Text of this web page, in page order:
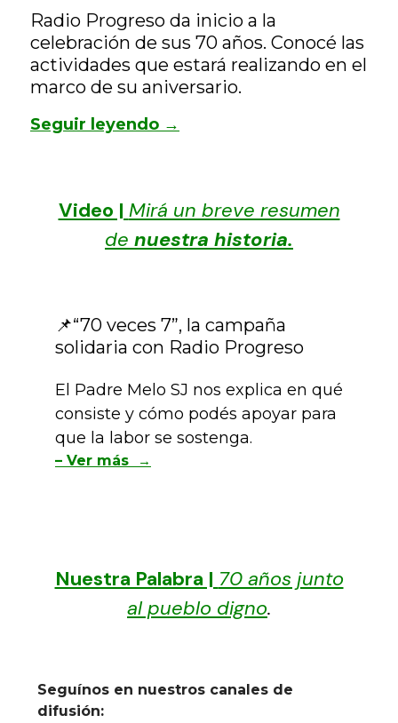
Radio Progreso da inicio a la
celebración de sus 70 años. Conocé las
actividades que estará realizando en el
marco de su aniversario.
Seguir leyendo →
Video | Mirá un breve resumen
de nuestra historia.
📌“70 veces 7”, la campaña
solidaria con Radio Progreso
El Padre Melo SJ nos explica en qué
consiste y cómo podés apoyar para
que la labor se sostenga.
– Ver más →
Nuestra Palabra | 70 años junto
al pueblo digno.
Seguínos en nuestros canales de
difusión: